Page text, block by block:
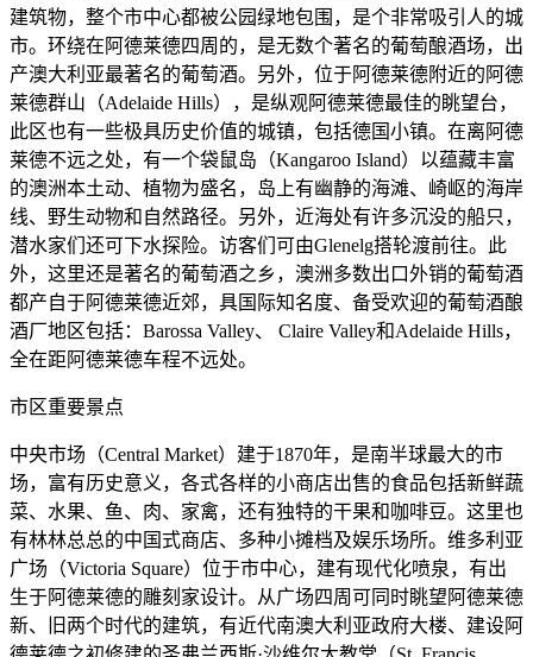
建筑物，整个市中心都被公园绿地包围，是个非常吸引人的城
市。环绕在阿德莱德四周的，是无数个著名的葡萄酿酒场，出
产澳大利亚最著名的葡萄酒。另外，位于阿德莱德附近的阿德
莱德群山（Adelaide Hills），是纵观阿德莱德最佳的眺望台，
此区也有一些极具历史价值的城镇，包括德国小镇。在离阿德
莱德不远之处，有一个袋鼠岛（Kangaroo Island）以蕴藏丰富
的澳洲本土动、植物为盛名，岛上有幽静的海滩、崎岖的海岸
线、野生动物和自然路径。另外，近海处有许多沉没的船只，
潜水家们还可下水探险。访客们可由Glenelg搭轮渡前往。此
外，这里还是著名的葡萄酒之乡，澳洲多数出口外销的葡萄酒
都产自于阿德莱德近郊，具国际知名度、备受欢迎的葡萄酒酿
酒厂地区包括：Barossa Valley、 Claire Valley和Adelaide Hills，
全在距阿德莱德车程不远处。
市区重要景点
中央市场（Central Market）建于1870年，是南半球最大的市
场，富有历史意义，各式各样的小商店出售的食品包括新鲜蔬
菜、水果、鱼、肉、家禽，还有独特的干果和咖啡豆。这里也
有林林总总的中国式商店、多种小摊档及娱乐场所。维多利亚
广场（Victoria Square）位于市中心，建有现代化喷泉，有出
生于阿德莱德的雕刻家设计。从广场四周可同时眺望阿德莱德
新、旧两个时代的建筑，有近代南澳大利亚政府大楼、建设阿